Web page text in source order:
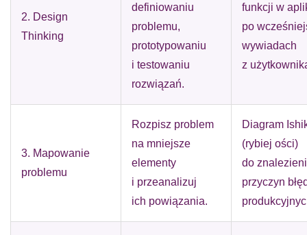
2. Design
Thinking
definiowaniu
problemu,
prototypowaniu
i testowaniu
rozwiązań.
funkcji w
po
wywiadach
z
3. Mapowanie
problemu
Rozpisz problem
na mniejsze
elementy
i przeanalizuj
ich powiązania.
Diagram
(rybiej ości)
do
przyczyn